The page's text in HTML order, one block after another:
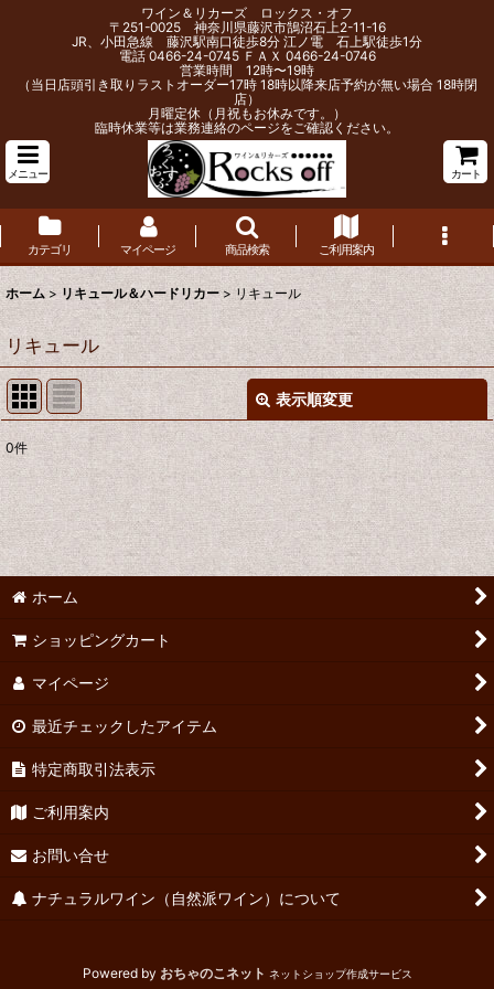
ワイン＆リカーズ ロックス・オフ
〒251-0025 神奈川県藤沢市鵠沼石上2-11-16
JR、小田急線 藤沢駅南口徒歩8分 江ノ電 石上駅徒歩1分
電話 0466-24-0745 ＦＡＸ 0466-24-0746
営業時間 12時〜19時
（当日店頭引き取りラストオーダー17時 18時以降来店予約が無い場合 18時閉
店）
月曜定休（月祝もお休みです。）
臨時休業等は業務連絡のページをご確認ください。
メニュー カート
カテゴリ マイページ 商品検索 ご利用案内
ホーム > リキュール＆ハードリカー > リキュール
リキュール
表示順変更
表示数 :
並び順 :
0件
ホーム
ショッピングカート
マイページ
最近チェックしたアイテム
特定商取引法表示
ご利用案内
お問い合せ
ナチュラルワイン（自然派ワイン）について
Powered by おちゃのこネット ネットショップ作成サービス